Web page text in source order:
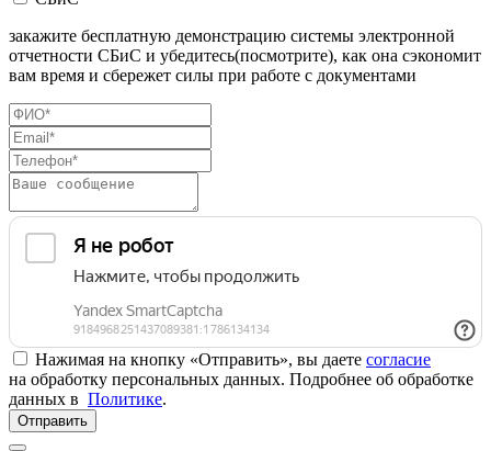
закажите бесплатную демонстрацию системы электронной
отчетности СБиС и убедитесь(посмотрите), как она сэкономит
вам время и сбережет силы при работе с документами
Нажимая на кнопку «Отправить», вы даете согласие
на обработку персональных данных. Подробнее об обработке
данных в Политике.
Отправить